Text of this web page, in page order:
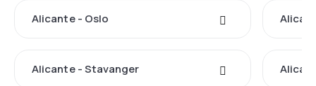
Alicante - Oslo
Alicante - Stavanger